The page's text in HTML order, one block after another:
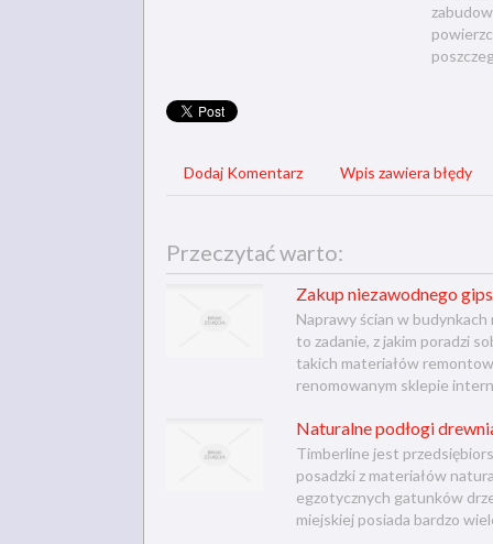
Dodaj Komentarz Wpis zawiera błędy
Przeczytać warto:
Zakup niezawodnego
Naprawy ścian w
to zadanie, z jakim poradzi
takich materiałów
renomowanym sklepie
Naturalne podłogi
Timberline jest
posadzki z materiałów
egzotycznych gatunków
miejskiej posiada bardzo